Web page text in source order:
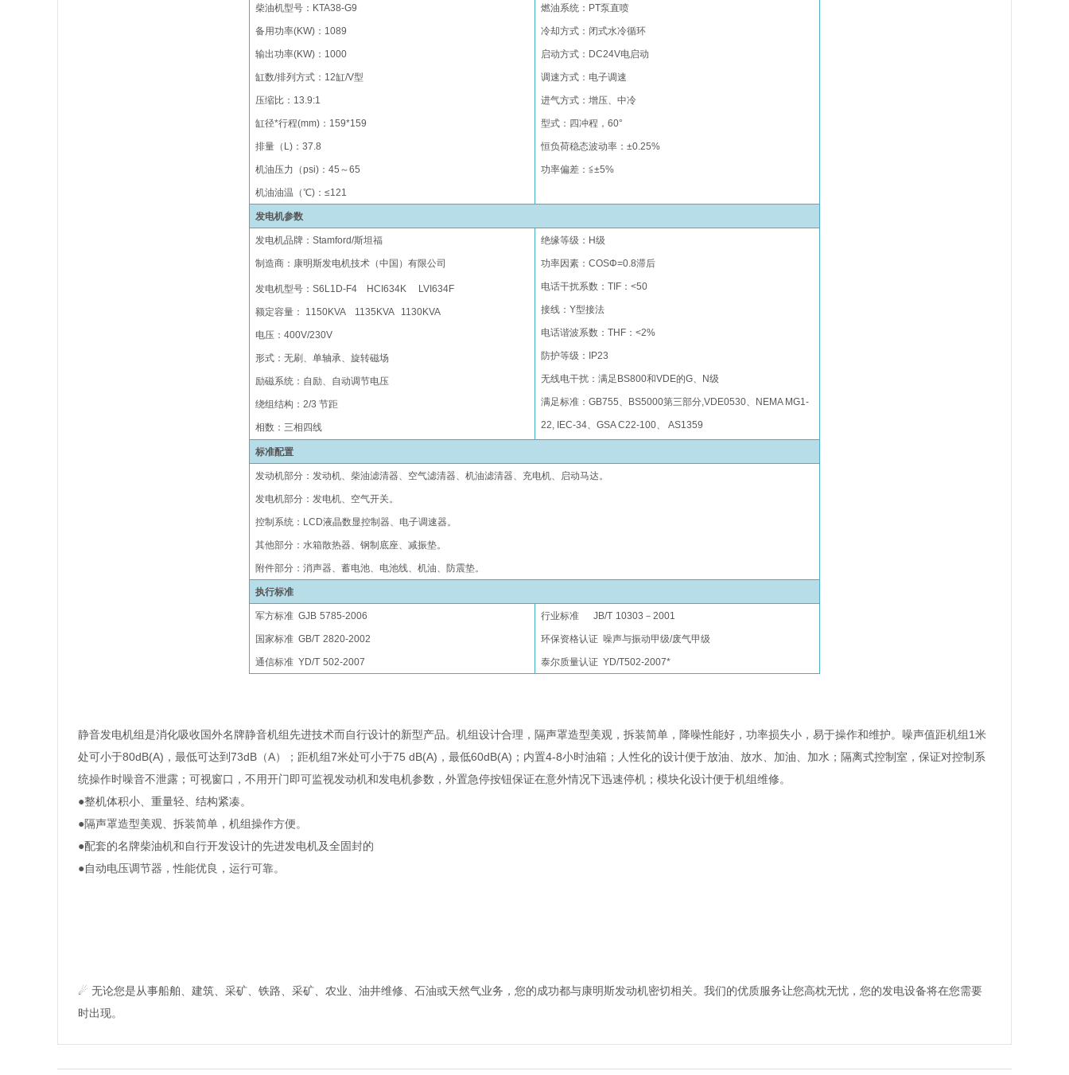
柴油机型号 ： KTA38-G9
备用功率(KW)：1089
输出功率(KW)：1000
缸数/排列方式 ： 12缸/V型
压缩比 ： 13.9:1
缸径*行程(mm) ： 159*159
排量（ L) ：37.8
机油压力（psi)：45 ～65
机油油温（℃)：≤121
燃油系统：PT泵直喷
冷却方式 ： 闭式水冷循环
启动方式 ： DC24V电启动
调速方式：电子调速
进气方式：增压、中冷
型式： 四冲程 ，60°
恒负荷稳态波动率：±0.25%
功率偏差：≦±5%
发电机参数
发电机品牌 ：Stamford/斯坦福
制造商：康明斯发电机技术（中国）有限公司
发电机型号：S6L1D-F4 HCI634K LVI634F
额定容量： 1150KVA 1135KVA 1130KVA
电压：400V/230V
形式 ：无刷 、单轴承、旋转磁场
励磁系统 ： 自励、自动调节电压
绕组结构 ：2/3 节距
相数：三相四线
绝缘等级：H级
功率因素：COSΦ=0.8滞后
电话干扰系数 ：TIF ：<50
接线：Y型接法
电话谐波系数 ：THF：<2%
防护等级 ： IP23
无线电干扰 ：满足BS800和VDE的G、N级
满足标准 ：GB755、BS5000第三部分,VDE0530、NEMA MG1-
22, IEC-34、GSA C22-100、 AS1359
标准配置
发动机部分：发动机、柴油滤清器 、空气滤清器 、机油滤清器 、充电机 、启动马达。
发电机部分：发电机、空气开关。
控制系统： LCD液晶数显控制器、电子调速器。
其他部分：水箱散热器、钢制底座、减振垫。
附件部分：消声器、蓄电池、电池线、机油、防震垫。
执行标准
军方标准GJB 5785-2006
国家标准 GB/T 2820-2002
通信标准 YD/T 502-2007
行业标准JB/T 10303－2001
环保资格认证 噪声与振动甲级/废气甲级
泰尔质量认证 YD/T502-2007*
静音发电机组是消化吸收国外名牌静音机组先进技术而自行设计的新型产品。机组设计合理，隔声罩造型美观，拆装简单，降噪性能好，功率损失小，易于操作和维护。噪声值距机组1米
处可小于80dB(A)，最低可达到73dB（A）；距机组7米处可小于75 dB(A)，最低60dB(A)；内置4-8小时油箱；人性化的设计便于放油、放水、加油、加水；隔离式控制室，保证对控制系
统操作时噪音不泄露；可视窗口，不用开门即可监视发动机和发电机参数，外置急停按钮保证在意外情况下迅速停机；模块化设计便于机组维修。
●整机体积小、重量轻、结构紧凑。
●隔声罩造型美观、拆装简单，机组操作方便。
●配套的名牌柴油机和自行开发设计的先进发电机及全固封的
●自动电压调节器，性能优良，运行可靠。
☄ 无论您是从事船舶、建筑、采矿、铁路、采矿、农业、油井维修、石油或天然气业务，您的成功都与康明斯发动机密切相关。我们的优质服务让您高枕无忧，您的发电设备将在您需要
时出现。